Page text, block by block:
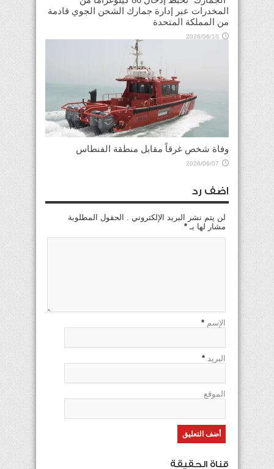
المخدرات عبر إدارة جمارك الشحن الجوي قادمة
من المملكة المتحدة
2026/06/10
وفاة شخص غرقاً مقابل منطقة الفنطاس
2026/06/07
اضف رد
لن يتم نشر البريد الإلكتروني . الحقول المطلوبة
مشار لها بـ *
الإسم *
البريد *
الموقع
قناة الحقيقة